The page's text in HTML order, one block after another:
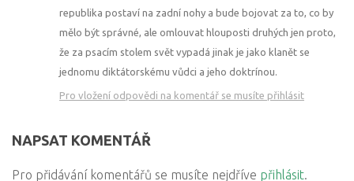
republika postaví na zadní nohy a bude bojovat za to, co by
mělo být správné, ale omlouvat hlouposti druhých jen proto,
že za psacím stolem svět vypadá jinak je jako klanět se
jednomu diktátorskému vůdci a jeho doktrínou.
Pro vložení odpovědi na komentář se musíte přihlásit
NAPSAT KOMENTÁŘ
Pro přidávání komentářů se musíte nejdříve přihlásit.